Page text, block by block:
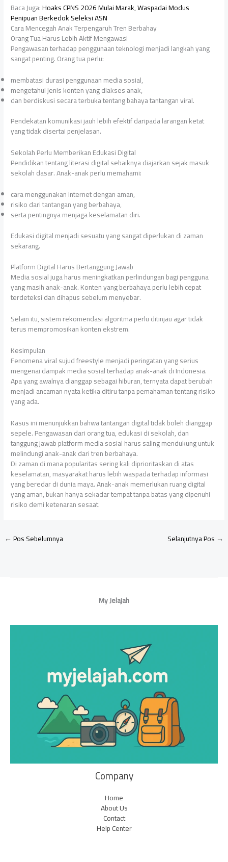
Baca Juga:Hoaks CPNS 2026 Mulai Marak, Waspadai Modus
Penipuan Berkedok Seleksi ASN
Cara Mencegah Anak Terpengaruh Tren Berbahay
Orang Tua Harus Lebih Aktif Mengawasi
Pengawasan terhadap penggunaan teknologi menjadi langkah yang
sangat penting. Orang tua perlu:
membatasi durasi penggunaan media sosial,
mengetahui jenis konten yang diakses anak,
dan berdiskusi secara terbuka tentang bahaya tantangan viral.
Pendekatan komunikasi jauh lebih efektif daripada larangan ketat
yang tidak disertai penjelasan.
Sekolah Perlu Memberikan Edukasi Digital
Pendidikan tentang literasi digital sebaiknya diajarkan sejak masuk
sekolah dasar. Anak-anak perlu memahami:
cara menggunakan internet dengan aman,
risiko dari tantangan yang berbahaya,
serta pentingnya menjaga keselamatan diri.
Edukasi digital menjadi sesuatu yang sangat diperlukan di zaman
sekarang.
Platform Digital Harus Bertanggung Jawab
Media sosial juga harus meningkatkan perlindungan bagi pengguna
yang masih anak-anak. Konten yang berbahaya perlu lebih cepat
terdeteksi dan dihapus sebelum menyebar.
Selain itu, sistem rekomendasi algoritma perlu ditinjau agar tidak
terus mempromosikan konten ekstrem.
Kesimpulan
Fenomena viral sujud freestyle menjadi peringatan yang serius
mengenai dampak media sosial terhadap anak-anak di Indonesia.
Apa yang awalnya dianggap sebagai hiburan, ternyata dapat berubah
menjadi ancaman nyata ketika ditiru tanpa pemahaman tentang risiko
yang ada.
Kasus ini menunjukkan bahwa tantangan digital tidak boleh dianggap
sepele. Pengawasan dari orang tua, edukasi di sekolah, dan
tanggung jawab platform media sosial harus saling mendukung untuk
melindungi anak-anak dari tren berbahaya.
Di zaman di mana popularitas sering kali diprioritaskan di atas
keselamatan, masyarakat harus lebih waspada terhadap informasi
yang beredar di dunia maya. Anak-anak memerlukan ruang digital
yang aman, bukan hanya sekadar tempat tanpa batas yang dipenuhi
risiko demi ketenaran sesaat.
←Pos Sebelumnya Selanjutnya Pos →
My Jelajah
Company
Home
About Us
Contact
Help Center